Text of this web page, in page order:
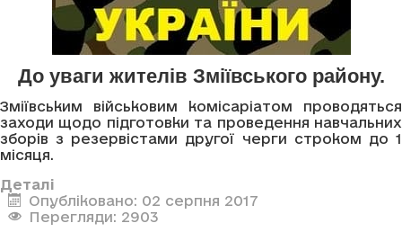
До уваги жителів Зміївського району.
Зміївським військовим комісаріатом проводяться
заходи щодо підготовки та проведення навчальних
зборів з резервістами другої черги строком до 1
місяця.
Деталі
Опубліковано: 02 серпня 2017
Перегляди: 2903